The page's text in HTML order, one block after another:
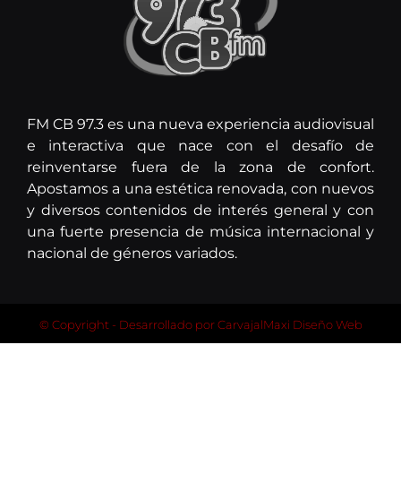
FM CB 97.3 es una nueva experiencia audiovisual
e interactiva que nace con el desafío de
reinventarse fuera de la zona de confort.
Apostamos a una estética renovada, con nuevos
y diversos contenidos de interés general y con
una fuerte presencia de música internacional y
nacional de géneros variados.
© Copyright - Desarrollado porCarvajalMaxi Diseño Web